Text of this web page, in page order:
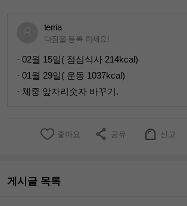
terria
다짐을 등록 하세요!
· 02월 15일( 점심식사 214kcal)
· 01월 29일( 운동 1037kcal)
· 체중 앞자리숫자 바꾸기.
좋아요 공유 신고
게시글 목록